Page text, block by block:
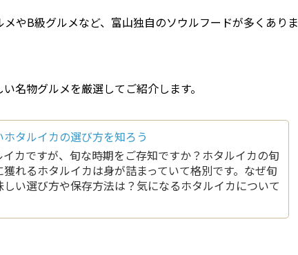
やB級グルメなど、富山独自のソウルフードが多くありま
名物グルメを厳選してご紹介します。
タルイカの選び方を知ろう
カですが、旬な時期をご存知ですか？ホタルイカの旬
れるホタルイカは身が詰まっていて格別です。なぜ旬
い選び方や保存方法は？気になるホタルイカについて